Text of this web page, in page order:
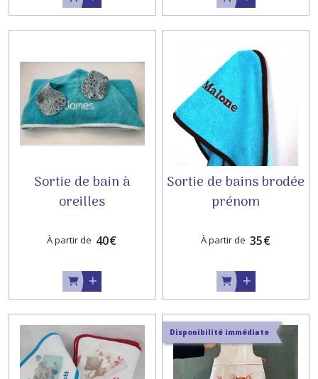
Sortie de bain à
oreilles
À partir de 40€
Sortie de bains brodée
prénom
À partir de 35€
Disponibilité immédiate